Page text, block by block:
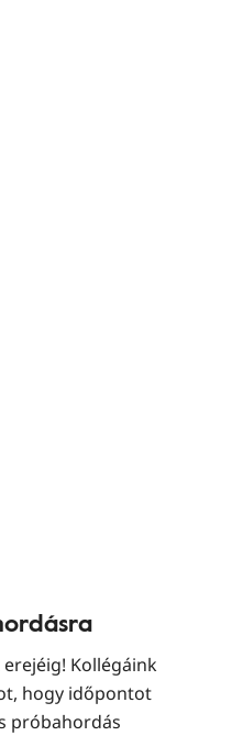
Kollégáink
hogy időpontot
próbahordás